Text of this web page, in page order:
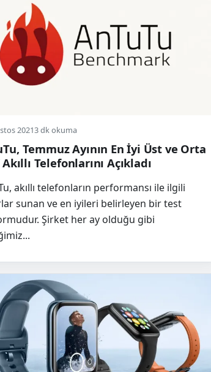
20213 dk okuma
Temmuz Ayının En İyi Üst ve Orta
Akıllı Telefonlarını Açıkladı
akıllı telefonların performansı ile ilgili
sunan ve en iyileri belirleyen bir test
Şirket her ay olduğu gibi